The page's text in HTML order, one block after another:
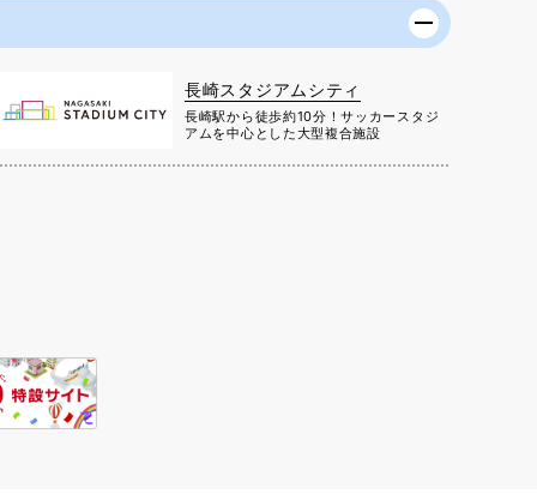
長崎スタジアムシティ
長崎駅から徒歩約10分！サッカースタジ
アムを中心とした大型複合施設